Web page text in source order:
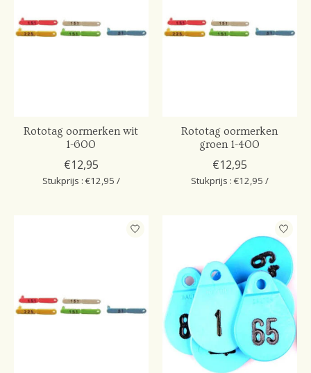
Rototag oormerken wit
1-600
€12,95
Stukprijs : €12,95 /
Rototag oormerken
groen 1-400
€12,95
Stukprijs : €12,95 /